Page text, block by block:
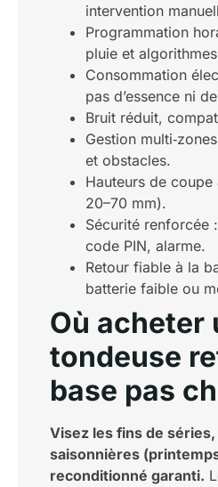
intervention
Programmation
pluie et
Consommation
pas d’essence ni
Bruit réduit,
Gestion
et obstacles.
Hauteurs de
20–70 mm).
Sécurité renforcée
code PIN, alarme.
Retour fiable à la
batterie faible ou
Où acheter
tondeuse
base pas
Visez les fins de
saisonnières
reconditionné garanti.